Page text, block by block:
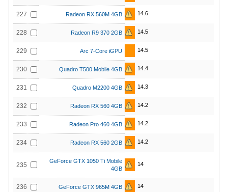
227 Radeon RX 560M 4GB 14.6
228 Radeon R9 370 2GB 14.5
229 Arc 7-Core iGPU 14.5
230 Quadro T500 Mobile 4GB 14.4
231 Quadro M2200 4GB 14.3
232 Radeon RX 560 4GB 14.2
233 Radeon Pro 460 4GB 14.2
234 Radeon RX 560 2GB 14.2
235
GeForce GTX 1050 Ti Mobile
4GB
14
236 GeForce GTX 965M 4GB 14